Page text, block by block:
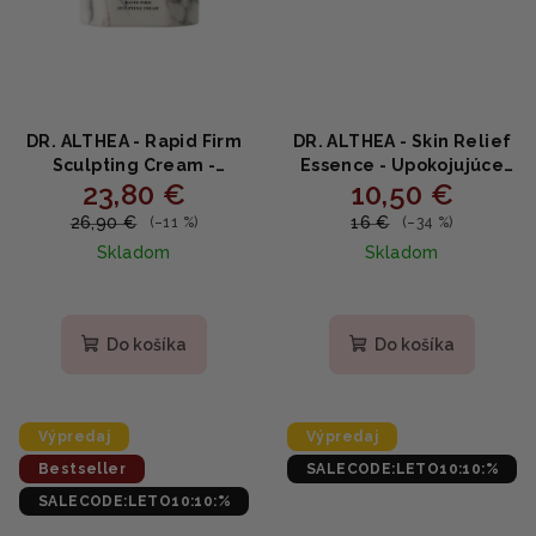
DR. ALTHEA - Rapid Firm
Sculpting Cream -
Protivráskový krém 45ml
23,80 €
26,90 € (–11 %)
Skladom
Do košíka
DR. ALTHEA - Skin Relief
Essence - Upokojujúce
sérum s 85% extraktom
Centelly 30ml
10,50 €
16 € (–34 %)
Skladom
Do košíka
Výpredaj
Bestseller
SALECODE:LETO10:10:%
Výpredaj
SALECODE:LETO10:10:%